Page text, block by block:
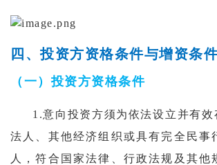
四、投资方资格条件与增资条
（一）投资方资格条件
1.意向投资方须为依法设立并有效
法人、其他经济组织或具有完全民事
人，符合国家法律、行政法规及其他